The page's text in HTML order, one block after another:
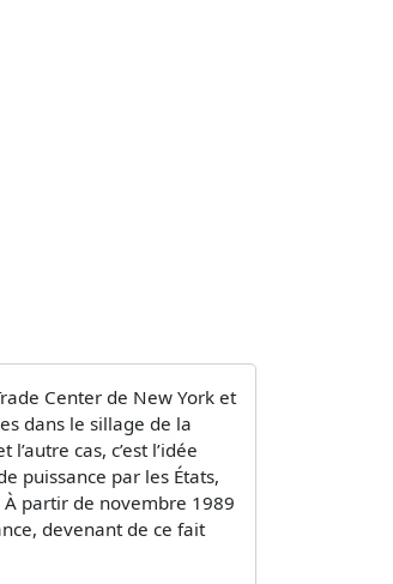
Center de New York et
dans le sillage de la
cas, c’est l’idée
puissance par les États,
À partir de novembre 1989
devenant de ce fait